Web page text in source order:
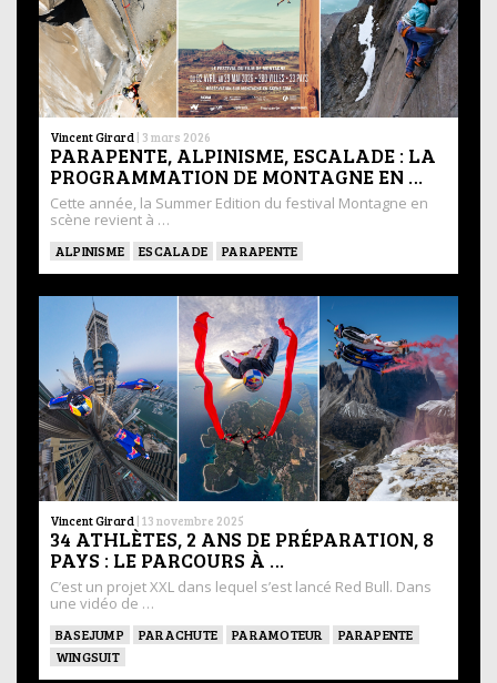
Vincent Girard | 3 mars 2026
PARAPENTE, ALPINISME, ESCALADE : LA
PROGRAMMATION DE MONTAGNE EN …
Cette année, la Summer Edition du festival Montagne en
scène revient à …
ALPINISME ESCALADE PARAPENTE
Vincent Girard | 13 novembre 2025
34 ATHLÈTES, 2 ANS DE PRÉPARATION, 8
PAYS : LE PARCOURS À …
C’est un projet XXL dans lequel s’est lancé Red Bull. Dans
une vidéo de …
BASEJUMP PARACHUTE PARAMOTEUR
PARAPENTE
WINGSUIT